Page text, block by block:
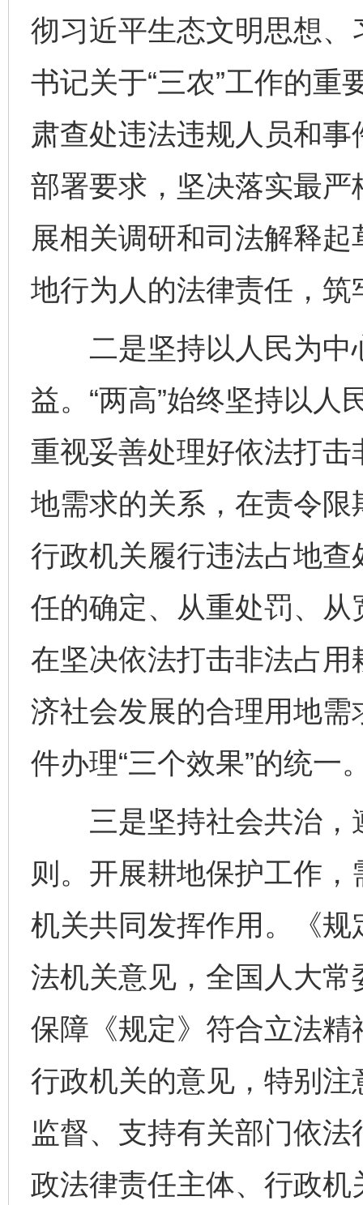
彻习近平生态文明思想
书记关于“三农”工作的重
肃查处违法违规人员和
部署要求，坚决落实最
展相关调研和司法解释
地行为人的法律责任，
二是坚持以人民为中
益。“两高”始终坚持以
重视妥善处理好依法打
地需求的关系，在责令
行政机关履行违法占地
任的确定、从重处罚、
在坚决依法打击非法占
济社会发展的合理用地
件办理“三个效果”的统一
三是坚持社会共治，
则。开展耕地保护工作
机关共同发挥作用。《规
法机关意见，全国人大
保障《规定》符合立法精
行政机关的意见，特别
监督、支持有关部门依
政法律责任主体、行政